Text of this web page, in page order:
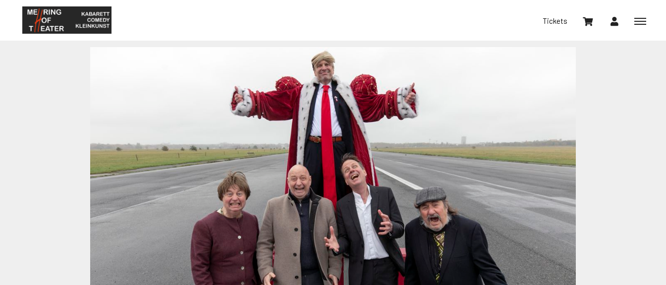
Tickets